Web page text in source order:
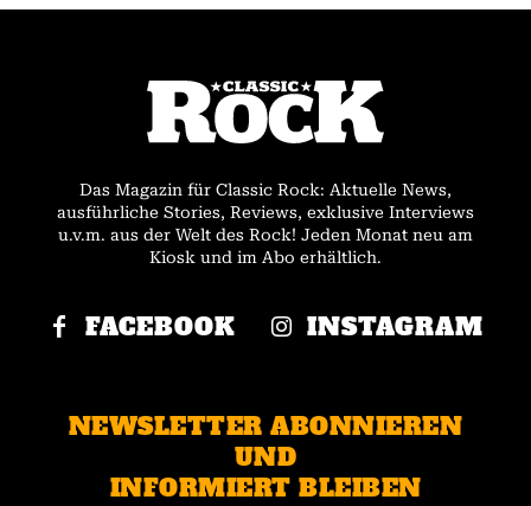
Das Magazin für Classic Rock: Aktuelle News,
ausführliche Stories, Reviews, exklusive Interviews
u.v.m. aus der Welt des Rock! Jeden Monat neu am
Kiosk und im Abo erhältlich.
FACEBOOK INSTAGRAM
NEWSLETTER ABONNIEREN
UND
INFORMIERT BLEIBEN